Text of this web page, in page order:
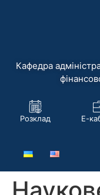
Кафедра
Розклад Е-